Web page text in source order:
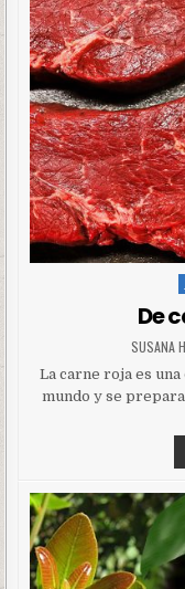
De
SUSANA
La carne roja es
mundo y se